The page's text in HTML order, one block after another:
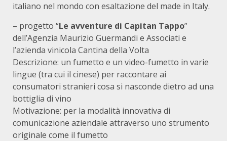
italiano nel mondo con esaltazione del made in Italy.
– progetto “Le avventure di Capitan Tappo”
dell’Agenzia Maurizio Guermandi e Associati e
l’azienda vinicola Cantina della Volta
Descrizione: un fumetto e un video-fumetto in varie
lingue (tra cui il cinese) per raccontare ai
consumatori stranieri cosa si nasconde dietro ad una
bottiglia di vino
Motivazione: per la modalità innovativa di
comunicazione aziendale attraverso uno strumento
originale come il fumetto